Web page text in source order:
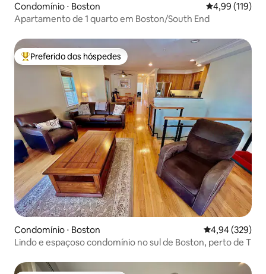
Condomínio ⋅ Boston 4,99 de uma
4,99 (119)
Apartamento de 1 quarto em Boston/South End
Entre os melhores preferidos dos hóspedes
Preferido dos hóspedes
Condomínio ⋅ Boston 4,94 de uma
4,94 (329)
Lindo e espaçoso condomínio no sul de Boston, perto de T